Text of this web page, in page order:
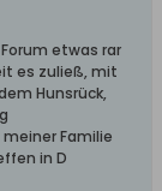
etwas rar
es zuließ, mit
Hunsrück,
Familie
in D